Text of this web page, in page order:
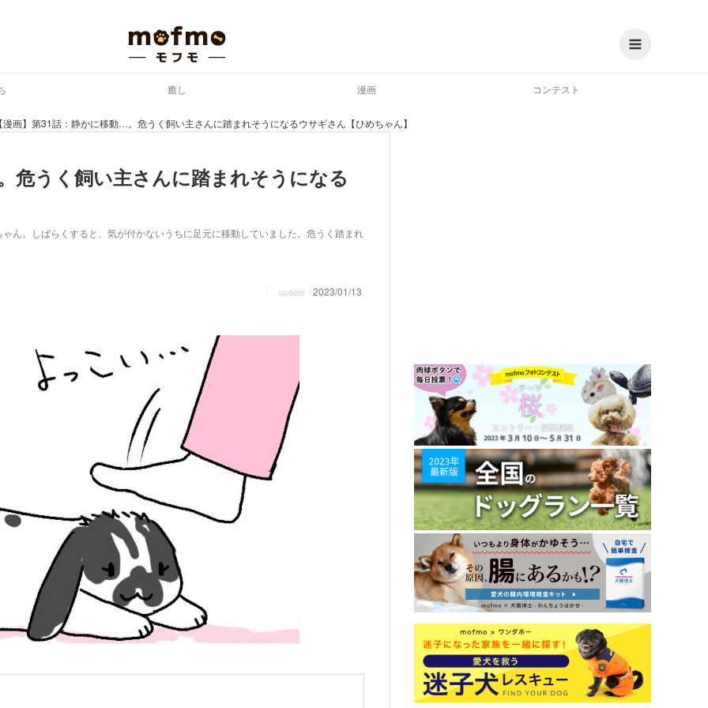
癒し 漫画 コンテスト
漫画】第31話：静かに移動…。危うく飼い主さんに踏まれそうになるウサギさん【ひめちゃん】
危うく飼い主さんに踏まれそうになる
ん。しばらくすると、気が付かないうちに足元に移動していました。危うく踏まれ
update 2023/01/13